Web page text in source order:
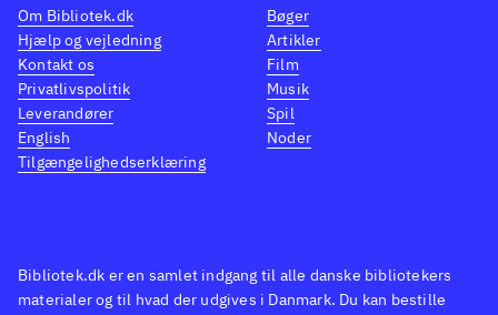
Bibliotek.dk er en samlet indgang til alle danske bibliotekers
materialer og til hvad der udgives i Danmark. Du kan bestille
Om Bibliotek.dk
Hjælp og vejledning
Kontakt os
Privatlivspolitik
Leverandører
English
Tilgængelighedserklæring
Bøger
Artikler
Film
Musik
Spil
Noder